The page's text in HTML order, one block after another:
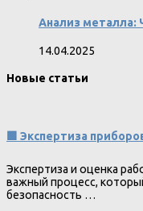
Анализ металла:
14.04.2025
Новые статьи
🟩 Экспертиза
Экспертиза и оценка
важный процесс,
безопасность …